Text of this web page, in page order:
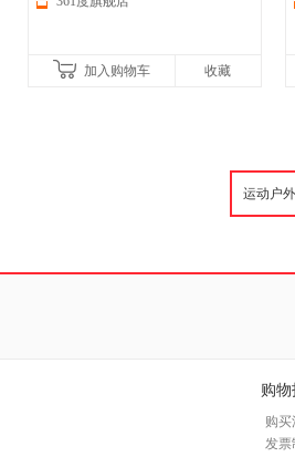
加入购物车 收藏
购
购买
发票